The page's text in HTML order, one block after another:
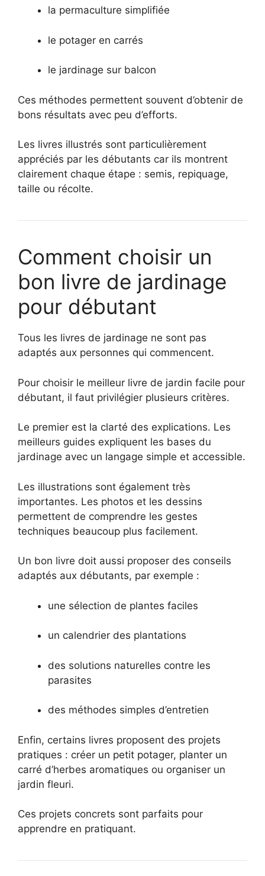
la permaculture simplifiée
le potager en carrés
le jardinage sur balcon
Ces méthodes permettent souvent d’obtenir de
bons résultats avec peu d’efforts.
Les livres illustrés sont particulièrement
appréciés par les débutants car ils montrent
clairement chaque étape : semis, repiquage,
taille ou récolte.
Comment choisir un
bon livre de jardinage
pour débutant
Tous les livres de jardinage ne sont pas
adaptés aux personnes qui commencent.
Pour choisir le meilleur livre de jardin facile pour
débutant, il faut privilégier plusieurs critères.
Le premier est la clarté des explications. Les
meilleurs guides expliquent les bases du
jardinage avec un langage simple et accessible.
Les illustrations sont également très
importantes. Les photos et les dessins
permettent de comprendre les gestes
techniques beaucoup plus facilement.
Un bon livre doit aussi proposer des conseils
adaptés aux débutants, par exemple :
une sélection de plantes faciles
un calendrier des plantations
des solutions naturelles contre les
parasites
des méthodes simples d’entretien
Enfin, certains livres proposent des projets
pratiques : créer un petit potager, planter un
carré d’herbes aromatiques ou organiser un
jardin fleuri.
Ces projets concrets sont parfaits pour
apprendre en pratiquant.